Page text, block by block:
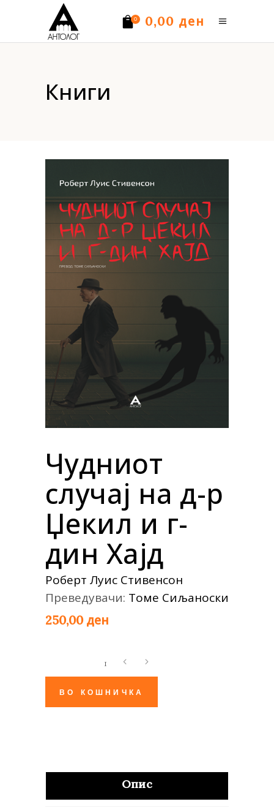
0 0,00 ден
Книги
Чудниот
случај на д-р
Џекил и г-
дин Хајд
Роберт Луис Стивенсон
Преведувачи: Томе Сиљаноски
250,00 ден
д-
г-
ВО КОШНИЧКА
Опис